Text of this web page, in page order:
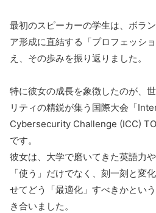
最初のスピーカーの学生は、ボラ
ア形成に直結する「プロフェッシ
え、その歩みを振り返りました。
特に彼女の成長を象徴したのが、
リティの精鋭が集う国際大会「
Cybersecurity Challenge (ICC)
です。
彼女は、大学で磨いてきた英語力
「使う」だけでなく、刻一刻と変
せてどう「最適化」すべきかとい
き合いました。